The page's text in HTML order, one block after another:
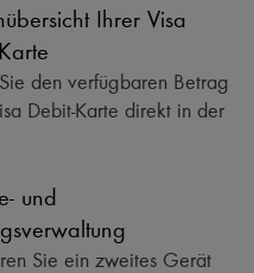
Ihrer Visa
den verfügbaren Betrag
Debit-Karte direkt in der
und
Sie ein zweites Gerät